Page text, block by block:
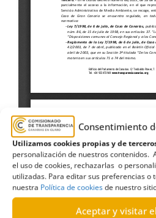
Consentimiento
Utilizamos cookies propias y de
personalización de nuestros contenidos.
el uso de cookies, rechazarlas o
utilizadas. Para editar sus preferencias o
nuestra Política de cookiesde nuestro
Aceptar y visitar